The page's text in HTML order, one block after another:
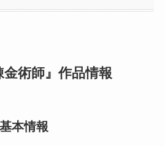
術師』作品情報
本情報